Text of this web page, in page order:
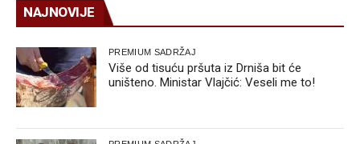
NAJNOVIJE
PREMIUM SADRŽAJ
Više od tisuću pršuta iz Drniša bit će
uništeno. Ministar Vlajčić: Veseli me to!